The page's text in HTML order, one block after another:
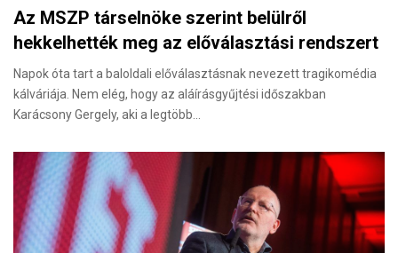
Az MSZP társelnöke szerint belülről
hekkelhették meg az előválasztási rendszert
Napok óta tart a baloldali előválasztásnak nevezett tragikomédia
kálváriája. Nem elég, hogy az aláírásgyűjtési időszakban
Karácsony Gergely, aki a legtöbb…